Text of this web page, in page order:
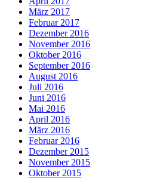
März 2017
Februar 2017
Dezember 2016
November 2016
Oktober 2016
September 2016
August 2016
Juli 2016
Juni 2016
Mai 2016
April 2016
März 2016
Februar 2016
Dezember 2015
November 2015
Oktober 2015